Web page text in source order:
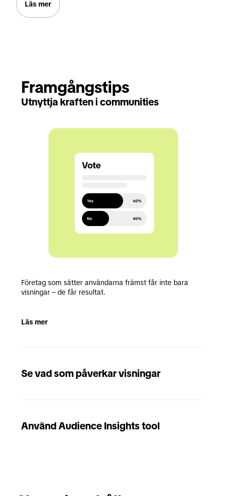
Läs mer
Framgångstips
Utnyttja kraften i communities
Företag som sätter användarna främst får inte bara
visningar – de får resultat.
Läs mer
Se vad som påverkar visningar
Använd Audience Insights tool